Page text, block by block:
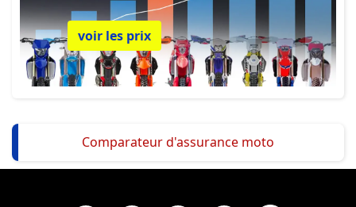
voir les prix
Comparateur d'assurance moto